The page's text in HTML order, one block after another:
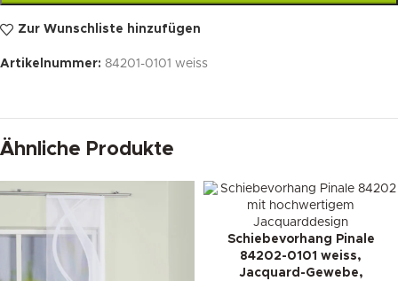
Zur Wunschliste hinzufügen
Artikelnummer: 84201-0101 weiss
Ähnliche Produkte
Schiebevorhang Pinale
84202-0101 weiss,
Jacquard-Gewebe,